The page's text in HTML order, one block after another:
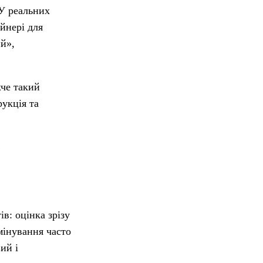
реальних
для
такий
та
оцінка зрізу
часто
і